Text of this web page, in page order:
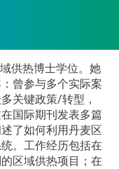
供热博士学位。她
曾参与多个实际案
关键政策/转型，
国际期刊发表多篇
了如何利用丹麦区
。工作经历包括在
区域供热项目；在